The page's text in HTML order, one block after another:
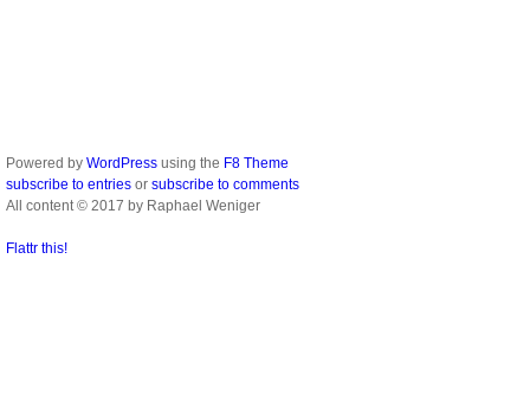
Powered by WordPress using the F8 Theme
subscribe to entries or subscribe to comments
All content © 2017 by Raphael Weniger
Flattr this!